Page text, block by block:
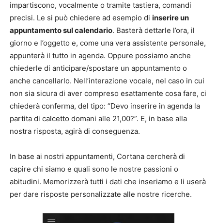
impartiscono, vocalmente o tramite tastiera, comandi
precisi. Le si può chiedere ad esempio di inserire un
appuntamento sul calendario. Basterà dettarle l’ora, il
giorno e l’oggetto e, come una vera assistente personale,
appunterà il tutto in agenda. Oppure possiamo anche
chiederle di anticipare/spostare un appuntamento o
anche cancellarlo. Nell’interazione vocale, nel caso in cui
non sia sicura di aver compreso esattamente cosa fare, ci
chiederà conferma, del tipo: “Devo inserire in agenda la
partita di calcetto domani alle 21,00?”. E, in base alla
nostra risposta, agirà di conseguenza.
In base ai nostri appuntamenti, Cortana cercherà di
capire chi siamo e quali sono le nostre passioni o
abitudini. Memorizzerà tutti i dati che inseriamo e li userà
per dare risposte personalizzate alle nostre ricerche.